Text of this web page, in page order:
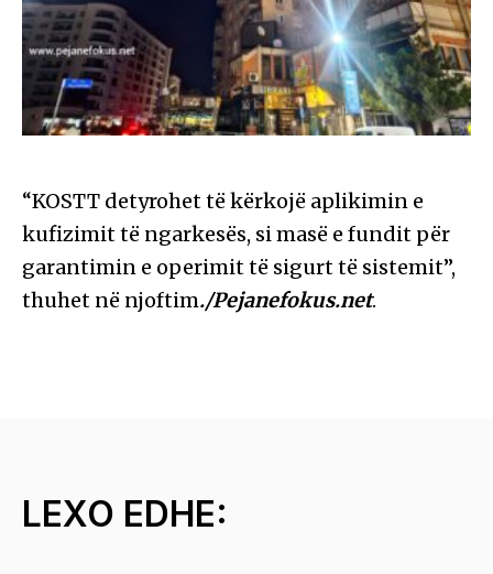
“KOSTT detyrohet të kërkojë aplikimin e
kufizimit të ngarkesës, si masë e fundit për
garantimin e operimit të sigurt të sistemit”,
thuhet në njoftim./Pejanefokus.net.
LEXO EDHE: